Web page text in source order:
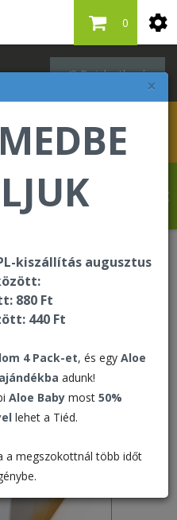
×
kiszállítás augusztus
880 Ft
440 Ft
4 Pack-et, és egy Aloe
adunk!
Aloe Baby most 50%
lehet a Tiéd.
a megszokottnál több időt
Bejelentkezés
0
üdvözli Önt a
áruházában!
x 81 mm